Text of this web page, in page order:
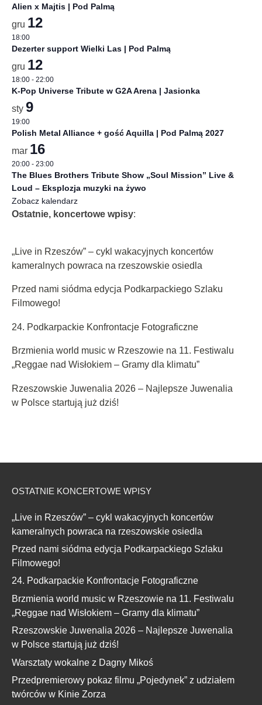
Alien x Majtis | Pod Palmą
gru 12
18:00
Dezerter support Wielki Las | Pod Palmą
gru 12
18:00 - 22:00
K-Pop Universe Tribute w G2A Arena | Jasionka
sty 9
19:00
Polish Metal Alliance + gość Aquilla | Pod Palmą 2027
mar 16
20:00 - 23:00
The Blues Brothers Tribute Show „Soul Mission” Live &
Loud – Eksplozja muzyki na żywo
Zobacz kalendarz
Ostatnie, koncertowe wpisy:
„Live in Rzeszów” – cykl wakacyjnych koncertów
kameralnych powraca na rzeszowskie osiedla
Przed nami siódma edycja Podkarpackiego Szlaku
Filmowego!
24. Podkarpackie Konfrontacje Fotograficzne
Brzmienia world music w Rzeszowie na 11. Festiwalu
„Reggae nad Wisłokiem – Gramy dla klimatu”
Rzeszowskie Juwenalia 2026 – Najlepsze Juwenalia
w Polsce startują już dziś!
OSTATNIE KONCERTOWE WPISY
„Live in Rzeszów” – cykl wakacyjnych koncertów
kameralnych powraca na rzeszowskie osiedla
Przed nami siódma edycja Podkarpackiego Szlaku
Filmowego!
24. Podkarpackie Konfrontacje Fotograficzne
Brzmienia world music w Rzeszowie na 11. Festiwalu
„Reggae nad Wisłokiem – Gramy dla klimatu”
Rzeszowskie Juwenalia 2026 – Najlepsze Juwenalia
w Polsce startują już dziś!
Warsztaty wokalne z Dagny Mikoś
Przedpremierowy pokaz filmu „Pojedynek” z udziałem
twórców w Kinie Zorza